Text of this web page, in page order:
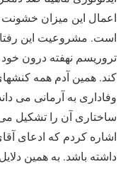
اعمال این میزان خشونت
است. مشروعیت این
تروریسم نهفته درون
کند. همین آدم همه
وفاداری به آرمانی می
ساختاری آن را تشکیل
اشاره کردم که ادعای
داشته باشد. به همین